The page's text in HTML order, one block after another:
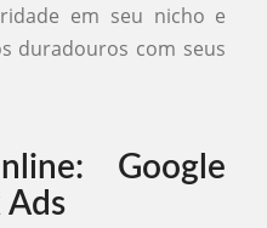
em seu nicho e
duradouros com seus
Google
Ads